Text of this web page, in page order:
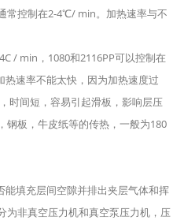
常控制在2-4℃/ min。加热速率与不
/ min，1080和2116PP可以控制在
热速率不能太快，因为加热速度过
时间短，容易引起滑板，影响层压
钢板，牛皮纸等的传热，一般为180
能填充层间空隙并排出夹层气体和挥
为非真空压力机和真空泵压力机，压